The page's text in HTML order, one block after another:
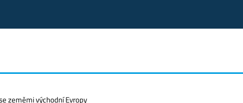
zeměmi východní Evropy